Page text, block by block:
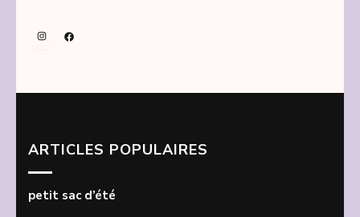
InstagramFacebook
ARTICLES POPULAIRES
petit sac d’été